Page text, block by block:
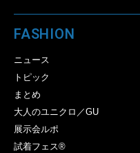
FASHION
ニュース
トピック
まとめ
大人のユニクロ／GU
展示会ルポ
試着フェス®︎